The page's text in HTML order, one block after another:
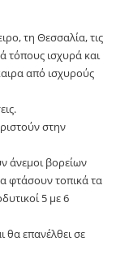
τη Θεσσαλία, τις
τόπους ισχυρά και
από ισχυρούς
στην
άνεμοι βορείων
φτάσουν τοπικά τα
5 με 6
θα επανέλθει σε